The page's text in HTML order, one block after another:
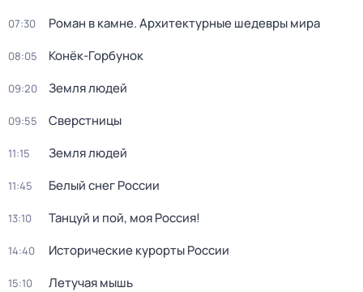
07:30 Роман в камне. Архитектурные шедевры мира
08:05 Конёк-Горбунок
09:20 Земля людей
09:55 Сверстницы
11:15 Земля людей
11:45 Белый снег России
13:10 Танцуй и пой, моя Россия!
14:40 Исторические курорты России
15:10 Летучая мышь